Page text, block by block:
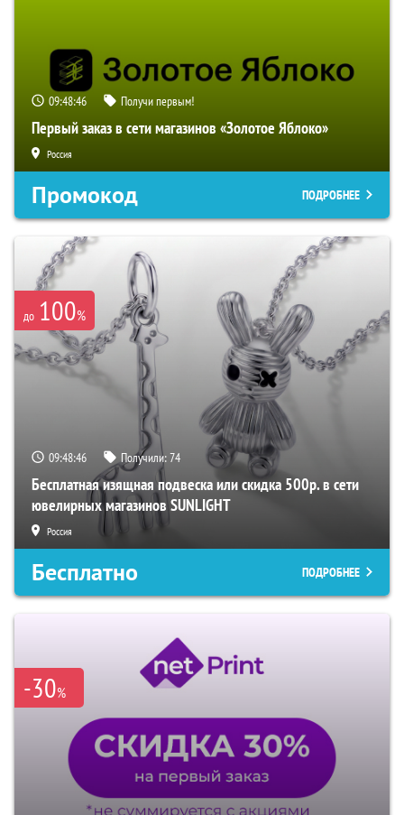
09:48:45 Получи первым!
Первый заказ в сети магазинов «Золотое Яблоко»
Россия
Промокод ПОДРОБНЕЕ
до 100%
09:48:45 Получили:74
Бесплатная изящная подвеска или скидка 500р. в сети
ювелирных магазинов SUNLIGHT
Россия
Бесплатно ПОДРОБНЕЕ
-30%